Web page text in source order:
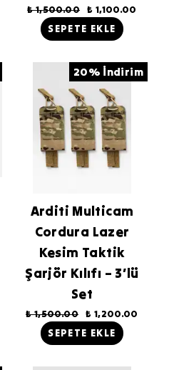
₺ 1,500.00 ₺ 1,100.00
SEPETE EKLE
20% İndirim
Arditi Multicam
Cordura Lazer
Kesim Taktik
Şarjör Kılıfı – 3’lü
Set
₺ 1,500.00 ₺ 1,200.00
SEPETE EKLE